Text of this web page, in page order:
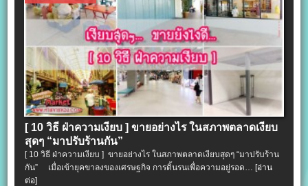
[ 10 วิธี ฝ่าความเงียบ ] ขายอย่างไร ในสภาพตลาดเงียบ
สุดๆ “มาปรับร้านกัน”
[ 10 วิธี ฝ่าความเงียบ ] ขายอย่างไร ในสภาพตลาดเงียบสุดๆ “มาปรับร้าน
กัน” เมื่อเข้ายุคขาลงของเศรษฐกิจ การดิ้นรนเพื่อความอยู่รอด…[อ่าน
ต่อ]